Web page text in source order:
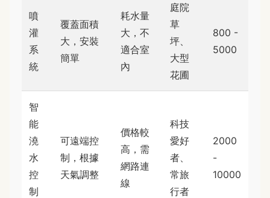
噴
灌
系
統
覆蓋面積
大，安裝
簡單
耗水量
大，不
適合室
內
庭院
草
坪、
大型
花圃
800 -
5000
智
能
澆
水
控
制
可遠端控
制，根據
天氣調整
價格較
高，需
網路連
線
科技
愛好
者、
常旅
行者
2000
-
10000